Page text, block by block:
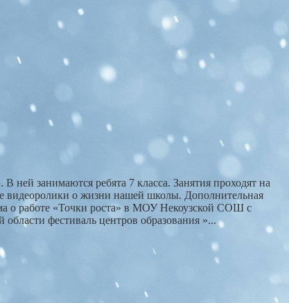
ней занимаются ребята 7 класса. Занятия проходят на
видеоролики о жизни нашей школы. Дополнительная
о работе «Точки роста» в МОУ Некоузской СОШ с
фестиваль центров образования »...